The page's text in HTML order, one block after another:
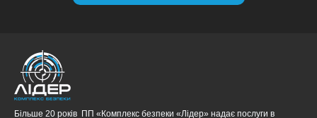
Більше 20 років ПП «Комплекс безпеки «Лідер» надає послуги в